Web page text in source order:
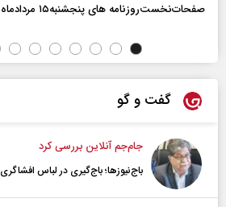
صفحات‌نخست‌روزنامه ها‌ی پنجشنبه‌۱۵ مردادماه
گفت و گو
جام‌جم آنلاین بررسی کرد
باج‌نیوزها؛ باج‌گیری در لباس افشاگری